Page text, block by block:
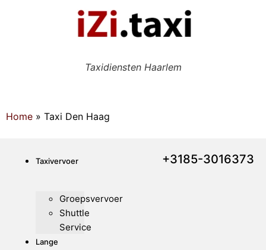
Taxidiensten Haarlem
Home » Taxi Den Haag
Taxivervoer
Groepsvervoer
Shuttle
Service
Lange
+3185-3016373